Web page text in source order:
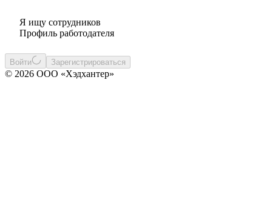
Я ищу сотрудников
Профиль работодателя
Войти Зарегистрироваться
© 2026 ООО «Хэдхантер»